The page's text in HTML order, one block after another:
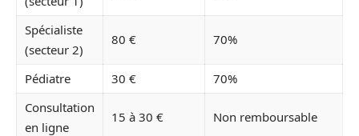
Spécialiste
(secteur 2)
80 € 70%
Pédiatre 30 €
70%
Consultation
en ligne
15 à 30 € Non remboursable